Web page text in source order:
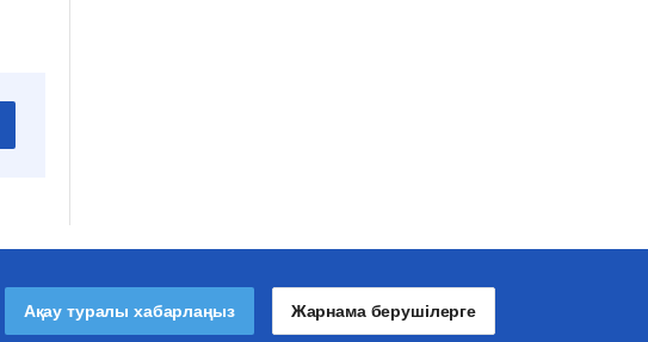
Ақау туралы хабарлаңыз Жарнама берушілерге